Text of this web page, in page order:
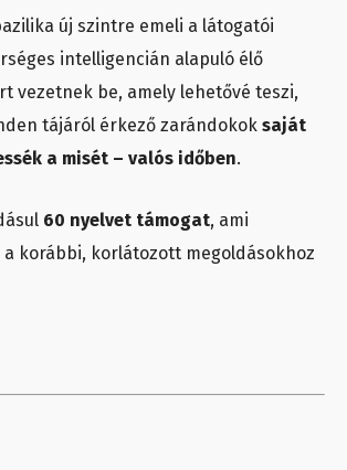
új szintre emeli a látogatói
intelligencián alapuló élő
vezetnek be, amely lehetővé teszi,
tájáról érkező zarándokok saját
a misét – valós időben.
60 nyelvet támogat, ami
a korábbi, korlátozott megoldásokhoz